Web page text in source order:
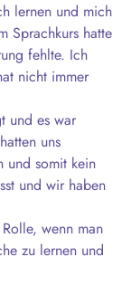
lernen und mich
Sprachkurs hatte
fehlte. Ich
nicht immer
und es war
uns
und somit kein
und wir haben
wenn man
zu lernen und